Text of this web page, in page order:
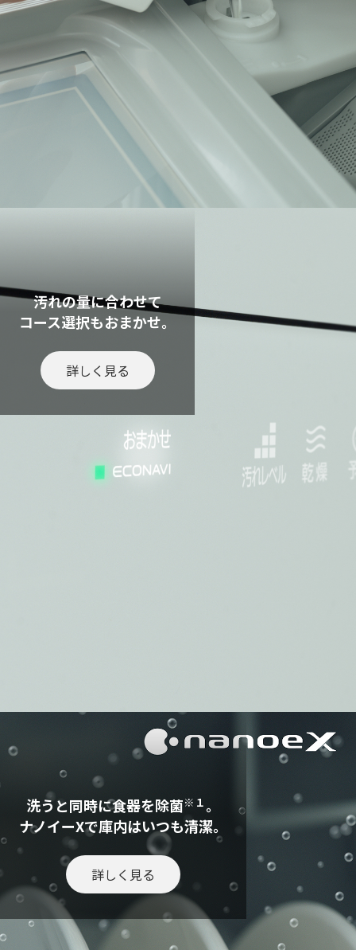
汚れの量に合わせて
コース選択もおまかせ。
詳しく見る
洗うと同時に食器を除菌※１。
ナノイーXで庫内はいつも清潔。
詳しく見る